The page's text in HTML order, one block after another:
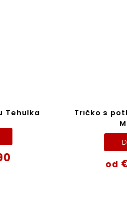
Tričko s potlačou
€10,90